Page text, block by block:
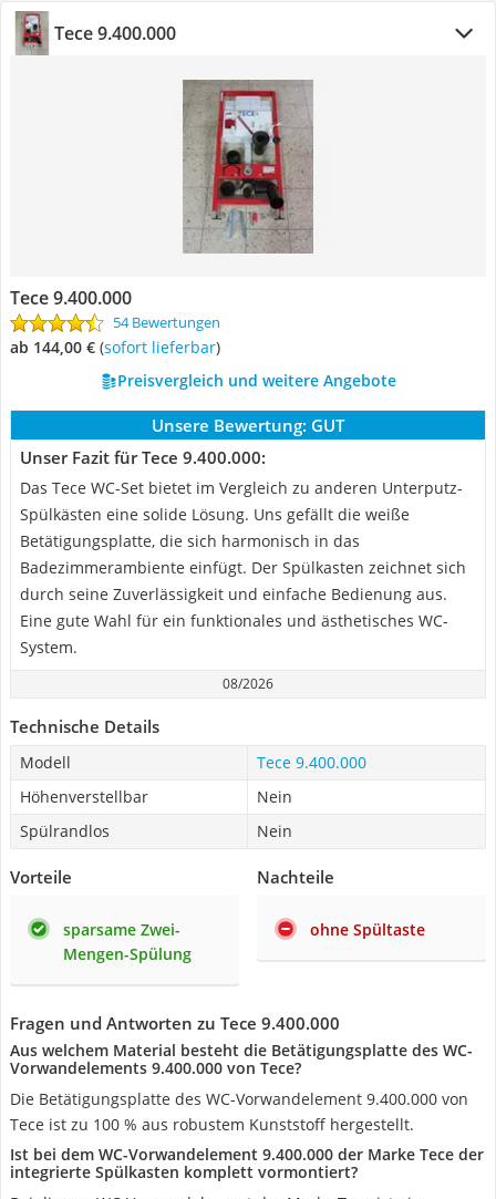
Tece 9.400.000
Tece 9.400.000
54 Bewertungen
ab 144,00 € ( Sofort lieferbar)
Preisvergleich und weitere Angebote
Unsere Bewertung: GUT
Unser Fazit für Tece 9.400.000:
Das Tece WC-Set bietet im Vergleich zu anderen Unterputz-
Spülkästen eine solide Lösung. Uns gefällt die weiße
Betätigungsplatte, die sich harmonisch in das
Badezimmerambiente einfügt. Der Spülkasten zeichnet sich
durch seine Zuverlässigkeit und einfache Bedienung aus.
Eine gute Wahl für ein funktionales und ästhetisches WC-
System.
08/2026
Technische Details
Modell
Tece 9.400.000
Höhenverstellbar
Nein
Spülrandlos
Nein
Vorteile
sparsame Zwei-
Mengen-Spülung
Nachteile
ohne Spültaste
Fragen und Antworten zu Tece 9.400.000
Aus welchem Material besteht die Betätigungsplatte des WC-
Vorwandelements 9.400.000 von Tece?
Die Betätigungsplatte des WC-Vorwandelement 9.400.000 von
Tece ist zu 100 % aus robustem Kunststoff hergestellt.
Ist bei dem WC-Vorwandelement 9.400.000 der Marke Tece der
integrierte Spülkasten komplett vormontiert?